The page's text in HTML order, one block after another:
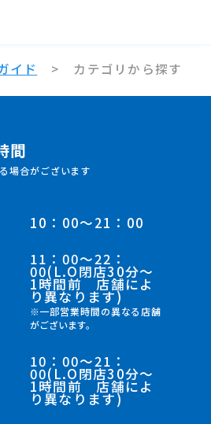
イド カテゴリから探す
間
場合がございます
10：00～21：00
11：00～22：
00(L.O閉店30分～
1時間前 店舗によ
り異なります)
※一部営業時間の異なる店舗
がございます。
10：00～21：
00(L.O閉店30分～
1時間前 店舗によ
り異なります)